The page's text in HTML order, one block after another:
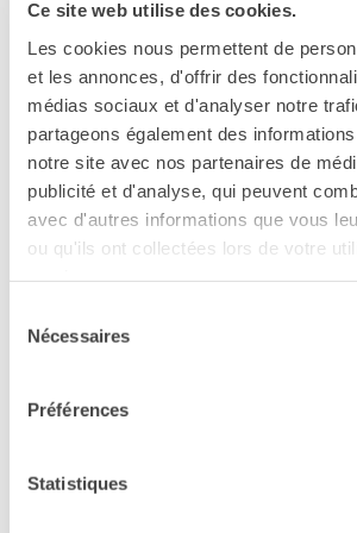
Ce site web utilise des cookies.
Les cookies nous permettent de
et les annonces, d'offrir des
médias sociaux et d'analyser notre
partageons également des
notre site avec nos partenaires de
publicité et d'analyse, qui peuvent
avec d'autres informations que vous
ou qu'ils ont collectées lors de votre
Nécessaires
Préférences
Statistiques
avec un minimum de 15 élèves par école.
2 accompagnateurs gratuits par groupe
Inscriptions auprès de l’attachée de
français:
Partenariat avec le lycée Stendhal
Les élèves du lycée français de Milan
spectateurs (projections de films et de
Comédie-Française), animateurs d’un
réalisateurs de courts-métrages dans
le scuole
Pour les enfants